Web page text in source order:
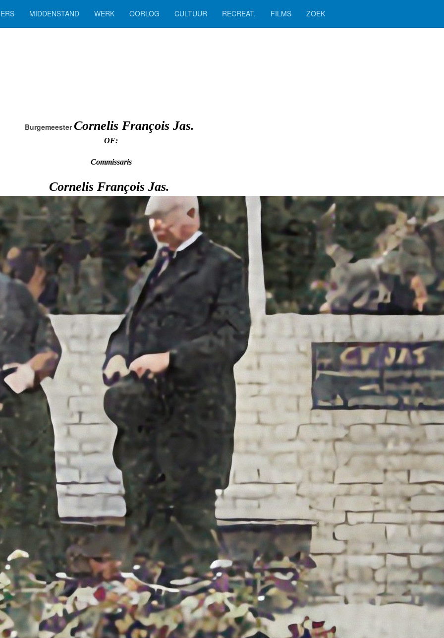
MIDDENSTAND WERK OORLOG CULTUUR RECREAT. FILMS ZOEK
Burgemeester Cornelis François Jas.
OF:
Commissaris
Cornelis François Jas.